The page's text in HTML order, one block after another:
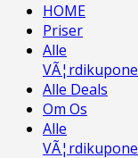
HOME
Priser
Alle
Alle Deals
Om Os
Alle